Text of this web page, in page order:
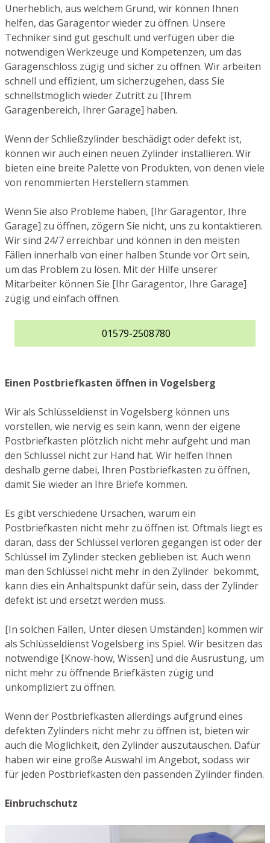
Unerheblich, aus welchem Grund, wir können Ihnen
helfen, das Garagentor wieder zu öffnen. Unsere
Techniker sind gut geschult und verfügen über die
notwendigen Werkzeuge und Kompetenzen, um das
Garagenschloss zügig und sicher zu öffnen. Wir arbeiten
schnell und effizient, um sicherzugehen, dass Sie
schnellstmöglich wieder Zutritt zu [Ihrem
Garagenbereich, Ihrer Garage] haben.
Wenn der Schließzylinder beschädigt oder defekt ist,
können wir auch einen neuen Zylinder installieren. Wir
bieten eine breite Palette von Produkten, von denen viele
von renommierten Herstellern stammen.
Wenn Sie also Probleme haben, [Ihr Garagentor, Ihre
Garage] zu öffnen, zögern Sie nicht, uns zu kontaktieren.
Wir sind 24/7 erreichbar und können in den meisten
Fällen innerhalb von einer halben Stunde vor Ort sein,
um das Problem zu lösen. Mit der Hilfe unserer
Mitarbeiter können Sie [Ihr Garagentor, Ihre Garage]
zügig und einfach öffnen.
01579-2508780
Einen Postbriefkasten öffnen in Vogelsberg
Wir als Schlüsseldienst in Vogelsberg können uns
vorstellen, wie nervig es sein kann, wenn der eigene
Postbriefkasten plötzlich nicht mehr aufgeht und man
den Schlüssel nicht zur Hand hat. Wir helfen Ihnen
deshalb gerne dabei, Ihren Postbriefkasten zu öffnen,
damit Sie wieder an Ihre Briefe kommen.
Es gibt verschiedene Ursachen, warum ein
Postbriefkasten nicht mehr zu öffnen ist. Oftmals liegt es
daran, dass der Schlüssel verloren gegangen ist oder der
Schlüssel im Zylinder stecken geblieben ist. Auch wenn
man den Schlüssel nicht mehr in den Zylinder bekommt,
kann dies ein Anhaltspunkt dafür sein, dass der Zylinder
defekt ist und ersetzt werden muss.
[In solchen Fällen, Unter diesen Umständen] kommen wir
als Schlüsseldienst Vogelsberg ins Spiel. Wir besitzen das
notwendige [Know-how, Wissen] und die Ausrüstung, um
nicht mehr zu öffnende Briefkästen zügig und
unkompliziert zu öffnen.
Wenn der Postbriefkasten allerdings aufgrund eines
defekten Zylinders nicht mehr zu öffnen ist, bieten wir
auch die Möglichkeit, den Zylinder auszutauschen. Dafür
haben wir eine große Auswahl im Angebot, sodass wir
für jeden Postbriefkasten den passenden Zylinder finden.
Einbruchschutz